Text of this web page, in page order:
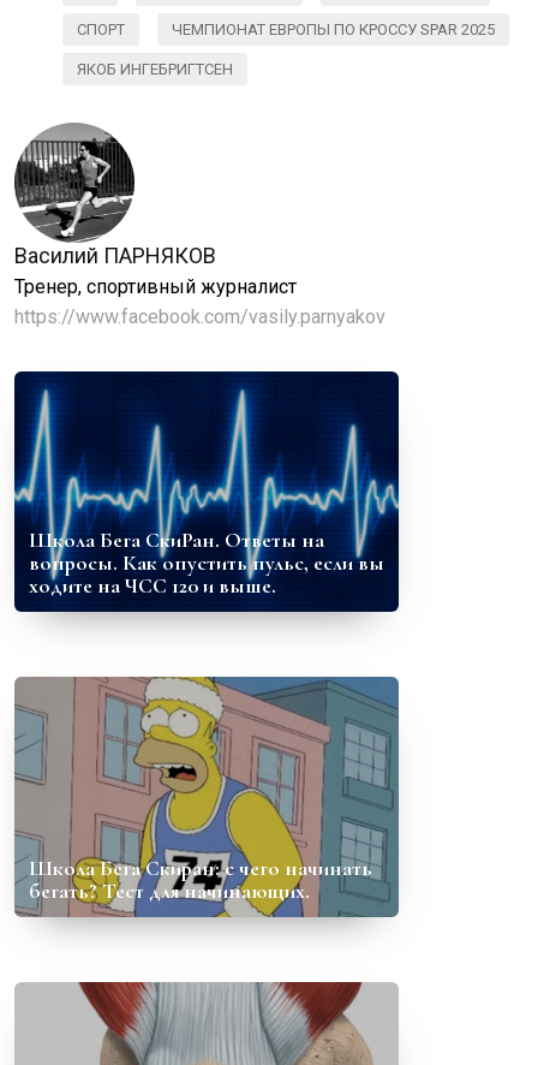
СПОРТ ЧЕМПИОНАТ ЕВРОПЫ ПО КРОССУ SPAR 2025
ЯКОБ ИНГЕБРИГТСЕН
Василий ПАРНЯКОВ
Тренер, спортивный журналист
https://www.facebook.com/vasily.parnyakov
Школа Бега СкиРан. Ответы на
вопросы. Как опустить пульс, если вы
ходите на ЧСС 120 и выше.
Школа Бега Скиран: с чего начинать
бегать? Тест для начинающих.